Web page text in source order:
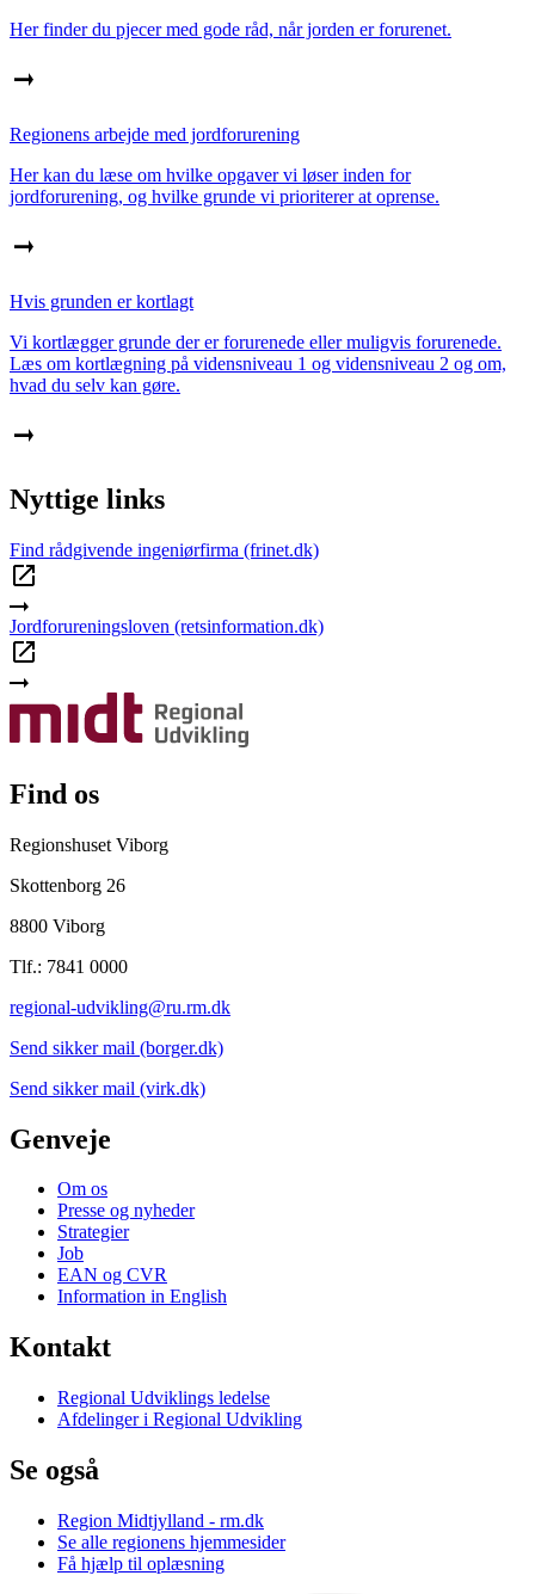
Her finder du pjecer med gode råd, når jorden er forurenet.
Regionens arbejde med jordforurening
Her kan du læse om hvilke opgaver vi løser inden for
jordforurening, og hvilke grunde vi prioriterer at oprense.
Hvis grunden er kortlagt
Vi kortlægger grunde der er forurenede eller muligvis forurenede.
Læs om kortlægning på vidensniveau 1 og vidensniveau 2 og om,
hvad du selv kan gøre.
Nyttige links
Find rådgivende ingeniørfirma (frinet.dk)
Jordforureningsloven (retsinformation.dk)
Find os
Regionshuset Viborg
Skottenborg 26
8800 Viborg
Tlf.: 7841 0000
regional-udvikling@ru.rm.dk
Send sikker mail (borger.dk)
Send sikker mail (virk.dk)
Genveje
Om os
Presse og nyheder
Strategier
Job
EAN og CVR
Information in English
Kontakt
Regional Udviklings ledelse
Afdelinger i Regional Udvikling
Se også
Region Midtjylland - rm.dk
Se alle regionens hjemmesider
Få hjælp til oplæsning